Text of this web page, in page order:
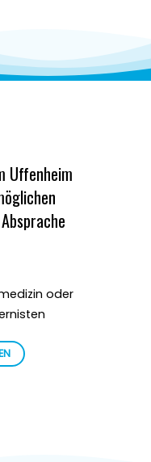
Uffenheim
oder